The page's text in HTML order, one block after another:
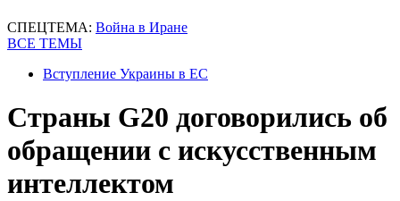
СПЕЦТЕМА: Война в Иране
ВСЕ ТЕМЫ
Вступление Украины в ЕС
Страны G20 договорились об
обращении с искусственным
интеллектом